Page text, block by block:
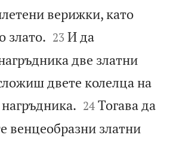
верижки, като
злато. 

23 И да
две златни
двете колелца на


24 Тогава да
венцеобразни златни